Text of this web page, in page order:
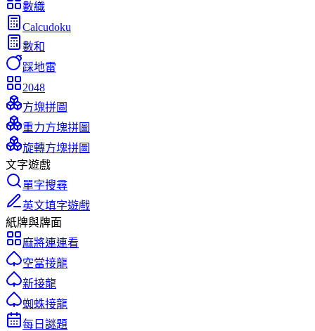
數織
Calcudoku
數和
踩地雷
2048
方塊拼圖
重力方塊拼圖
旋轉方塊拼圖
文字遊戲
單字搜尋
英文填字遊戲
紙牌與牌面
麻將連連看
空當接龍
新接龍
蜘蛛接龍
每日謎題